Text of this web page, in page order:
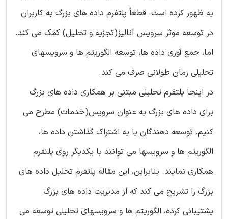
به ظهور کرده است. قطعاً پلتفرم داده های بزرگ به کاربران
در توسعه موثر سرویس آنالیز(تجزیه و تحلیل) کمک می کند.
اما، جمع آوری داده ها، توسعه الگوریتم ها و سرویسهای
تحلیلی زمان طولانی صرف می کند.
در اینجا پلتفرم تحلیلی مبتنی بر همکاری داده های بزرگ
برای داده های بزرگ به عنوان سرویس(خدمات) مطرح می
کنیم. توسعه دهندگان با به اشتراک گذاشتن داده ها،
الگوریتم ها و سرویسها می توانند با یکدیگر روی پلتفرم
همکاری نمایند. بنابراین، این مقاله پلتفرم تحلیل داده های
بزرگ را تشریح می کند که از مدیریت داده های بزرگ
پشتیبانی کرده، الگوریتم ها و سرویسهای تحلیلی توسعه می